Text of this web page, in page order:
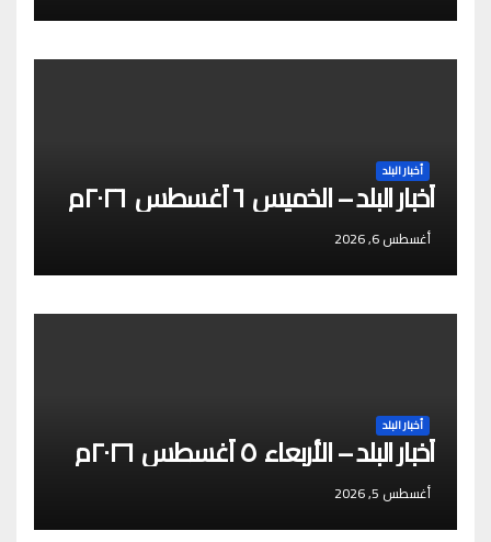
أخبار البلد
أخبار البلد – الخميس ٦ أغسطس ٢٠٢٦م
أغسطس 6, 2026
أخبار البلد
أخبار البلد – الأربعاء ٥ أغسطس ٢٠٢٦م
أغسطس 5, 2026